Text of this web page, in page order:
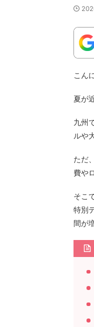
こん
夏が
九州
ルや
ただ
費や
そこ
特別
間が